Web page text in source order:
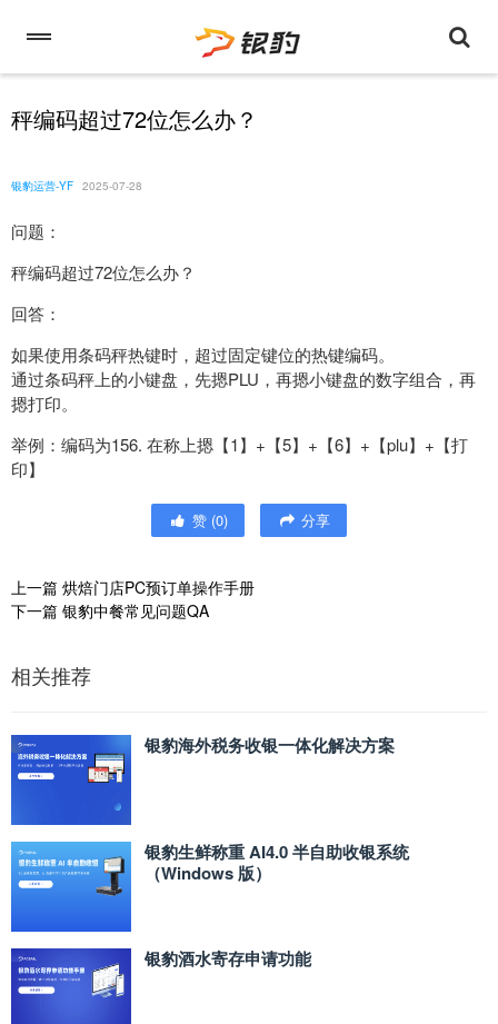
秤编码超过72位怎么办？
银豹运营-YF 2025-07-28
问题：
秤编码超过72位怎么办？
回答：
如果使用条码秤热键时，超过固定键位的热键编码。
通过条码秤上的小键盘，先摁PLU，再摁小键盘的数字组合，再
摁打印。
举例：编码为156. 在称上摁【1】+【5】+【6】+【plu】+【打
印】
赞 (0) 分享
上一篇 烘焙门店PC预订单操作手册
下一篇 银豹中餐常见问题QA
相关推荐
银豹海外税务收银一体化解决方案
银豹生鲜称重 AI4.0 半自助收银系统
（Windows 版）
银豹酒水寄存申请功能